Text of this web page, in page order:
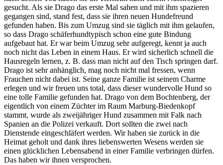
gesucht. Als sie Drago das erste Mal sahen und mit ihm spazieren
gegangen sind, stand fest, dass sie ihren neuen Hundefreund
gefunden haben. Bis zum Umzug sind sie täglich mit ihm gelaufen,
so dass Drago schäferhundtypisch schon eine gute Bindung
aufgebaut hat. Er war beim Umzug sehr aufgeregt, kennt ja auch
noch nicht das Leben in einem Haus. Er wird sicherlich schnell die
Hausregeln lernen, z. B. dass man nicht auf den Tisch springen darf.
Drago ist sehr anhänglich, mag noch nicht mal fressen, wenn
Frauchen nicht dabei ist. Seine ganze Familie ist seinem Charme
erlegen und wir freuen uns total, dass dieser wundervolle Hund so
eine tolle Familie gefunden hat. Drago von dem Bochtenberg, der
eigentlich von einem Züchter im Raum Marburg-Biedenkopf
stammt, wurde als zweijähriger Hund zusammen mit Falk nach
Spanien an die Polizei verkauft. Dort sollten die zwei nach
Dienstende eingeschläfert werden. Wir haben sie zurück in die
Heimat geholt und dank ihres liebenswerten Wesens werden sie
einen glücklichen Lebensabend in einer Familie verbringen dürfen.
Das haben wir ihnen versprochen.